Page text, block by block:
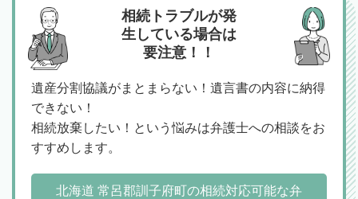
相続トラブルが発
生している場合は
要注意！！
遺産分割協議がまとまらない！遺言書の内容に納得
できない！
相続放棄したい！という悩みは弁護士への相談をお
すすめします。
北海道 常呂郡訓子府町の相続対応可能な弁